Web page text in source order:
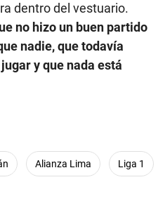
dentro del vestuario.
no hizo un buen partido
nadie, que todavía
y que nada está
Alianza Lima Liga 1